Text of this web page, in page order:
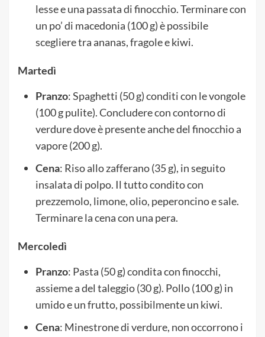
lesse e una passata di finocchio. Terminare con
un po’ di macedonia (100 g) è possibile
scegliere tra ananas, fragole e kiwi.
Martedì
Pranzo: Spaghetti (50 g) conditi con le vongole
(100 g pulite). Concludere con contorno di
verdure dove è presente anche del finocchio a
vapore (200 g).
Cena: Riso allo zafferano (35 g), in seguito
insalata di polpo. Il tutto condito con
prezzemolo, limone, olio, peperoncino e sale.
Terminare la cena con una pera.
Mercoledì
Pranzo: Pasta (50 g) condita con finocchi,
assieme a del taleggio (30 g). Pollo (100 g) in
umido e un frutto, possibilmente un kiwi.
Cena: Minestrone di verdure, non occorrono i